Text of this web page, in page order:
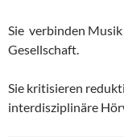
Sie verbinden
Gesellschaft.
Sie kritisieren
interdisziplinäre